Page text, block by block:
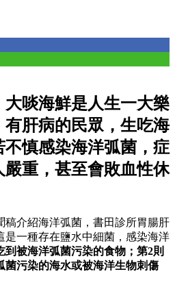
啖海鮮是人生一大樂
肝病的民眾，生吃海
慎感染海洋弧菌，症
重，甚至會敗血性休
稿介紹海洋弧菌，書田診所胃腸肝
是一種存在鹽水中細菌，感染海洋
到被海洋弧菌污染的食物；第2則
菌污染的海水或被海洋生物刺傷